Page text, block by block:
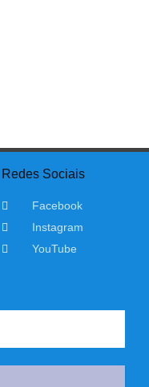
Redes Sociais
Facebook
Instagram
YouTube